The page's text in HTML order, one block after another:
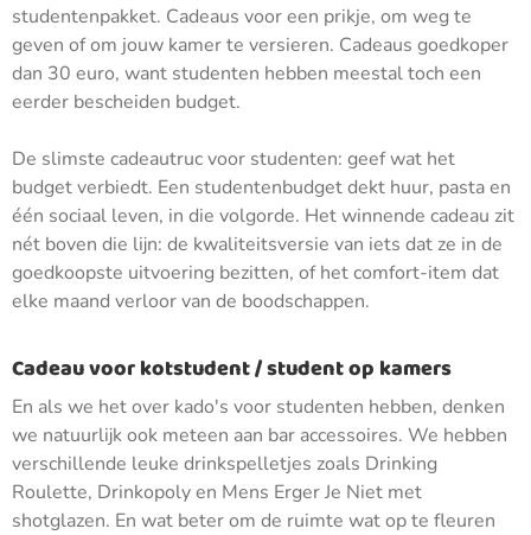
studentenpakket. Cadeaus voor een prikje, om weg te
geven of om jouw kamer te versieren. Cadeaus goedkoper
dan 30 euro, want studenten hebben meestal toch een
eerder bescheiden budget.
De slimste cadeautruc voor studenten: geef wat het
budget verbiedt. Een studentenbudget dekt huur, pasta en
één sociaal leven, in die volgorde. Het winnende cadeau zit
nét boven die lijn: de kwaliteitsversie van iets dat ze in de
goedkoopste uitvoering bezitten, of het comfort-item dat
elke maand verloor van de boodschappen.
Cadeau voor kotstudent / student op kamers
En als we het over kado's voor studenten hebben, denken
we natuurlijk ook meteen aan bar accessoires. We hebben
verschillende leuke drinkspelletjes zoals Drinking
Roulette, Drinkopoly en Mens Erger Je Niet met
shotglazen. En wat beter om de ruimte wat op te fleuren